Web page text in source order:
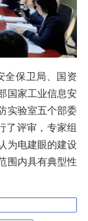
保卫局、国资
国家工业信息安
实验室五个部委
了评审，专家组
为电建眼的建设
围内具有典型性